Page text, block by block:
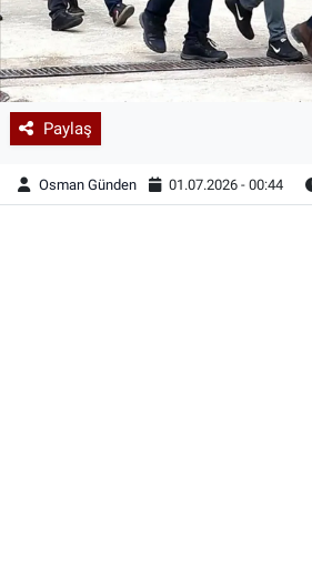
Paylaş
Osman Günden 01.07.2026 - 00:44